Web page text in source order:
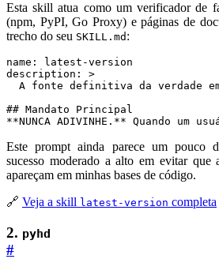
Esta skill atua como um verificador de
(npm, PyPI, Go Proxy) e páginas de
trecho do seu SKILL.md :
**NUNCA ADIVINHE.** Quando
Este prompt ainda parece um pouco
sucesso moderado a alto em evitar que
apareçam em minhas bases de código.
🔗 Veja a skill latest-version completa
2. pyhd
#